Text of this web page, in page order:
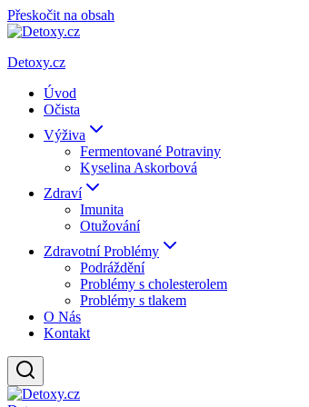
Přeskočit na obsah
Detoxy.cz
Úvod
Očista
Výživa
Fermentované Potraviny
Kyselina Askorbová
Zdraví
Imunita
Otužování
Zdravotní Problémy
Podráždění
Problémy s cholesterolem
Problémy s tlakem
O Nás
Kontakt